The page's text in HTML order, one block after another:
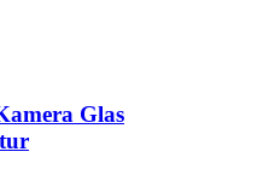
Glas